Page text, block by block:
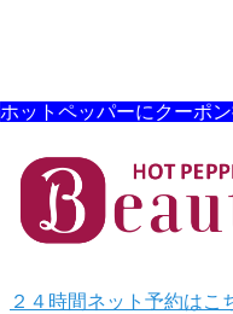
ホットペッパーにクーポン
２４時間ネット予約はこ